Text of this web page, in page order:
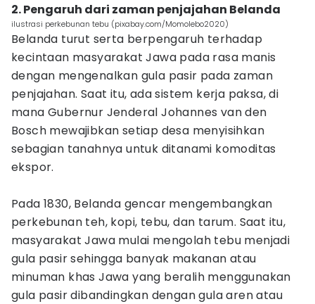
2. Pengaruh dari zaman penjajahan Belanda
ilustrasi perkebunan tebu (pixabay.com/Momolebo2020)
Belanda turut serta berpengaruh terhadap
kecintaan masyarakat Jawa pada rasa manis
dengan mengenalkan gula pasir pada zaman
penjajahan. Saat itu, ada sistem kerja paksa, di
mana Gubernur Jenderal Johannes van den
Bosch mewajibkan setiap desa menyisihkan
sebagian tanahnya untuk ditanami komoditas
ekspor.
Pada 1830, Belanda gencar mengembangkan
perkebunan teh, kopi, tebu, dan tarum. Saat itu,
masyarakat Jawa mulai mengolah tebu menjadi
gula pasir sehingga banyak makanan atau
minuman khas Jawa yang beralih menggunakan
gula pasir dibandingkan dengan gula aren atau